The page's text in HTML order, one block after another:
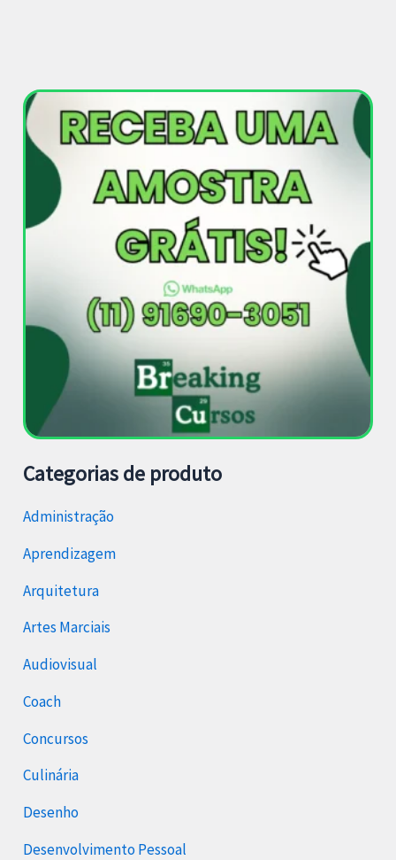
Categorias de produto
Administração
Aprendizagem
Arquitetura
Artes Marciais
Audiovisual
Coach
Concursos
Culinária
Desenho
Desenvolvimento Pessoal